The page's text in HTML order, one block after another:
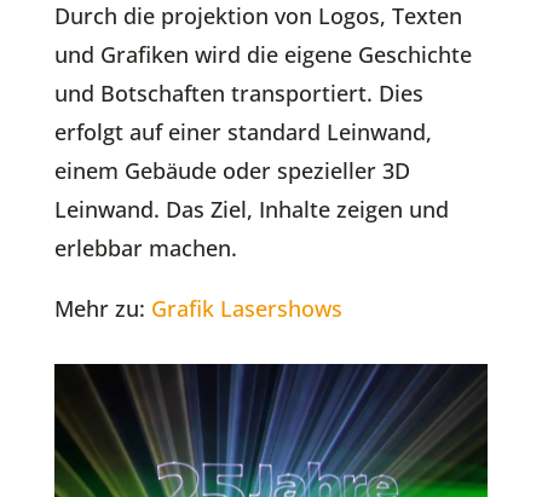
Durch die projektion von Logos, Texten
und Grafiken wird die eigene Geschichte
und Botschaften transportiert. Dies
erfolgt auf einer standard Leinwand,
einem Gebäude oder spezieller 3D
Leinwand. Das Ziel, Inhalte zeigen und
erlebbar machen.
Mehr zu: Grafik Lasershows